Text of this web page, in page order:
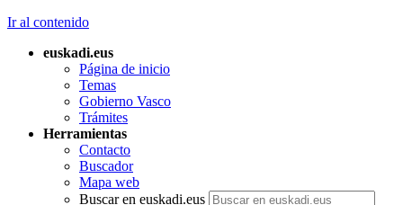
Ir al contenido
euskadi.eus
Página de inicio
Temas
Gobierno Vasco
Trámites
Herramientas
Contacto
Buscador
Mapa web
Buscar en euskadi.eus